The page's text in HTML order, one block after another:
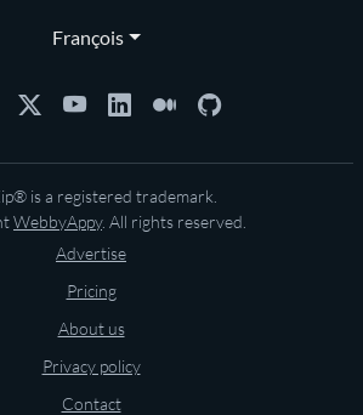
François
is a registered trademark.
WebbyAppy. All rights reserved.
Advertise
Pricing
About us
Privacy policy
Contact